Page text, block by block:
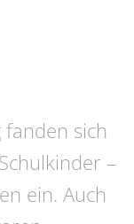
sich
–
ein. Auch